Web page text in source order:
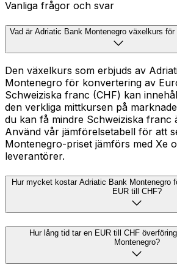
Vanliga frågor och svar
Vad är Adriatic Bank Montenegro växelkurs
Den växelkurs som erbjuds av
Montenegro för konvertering av
Schweiziska franc (CHF) kan
den verkliga mittkursen på
du kan få mindre Schweiziska franc
Använd vår jämförelsetabell för att
Montenegro-priset jämförs med Xe
leverantörer.
Hur mycket kostar Adriatic Bank Montenegro
EUR till CHF?
Hur lång tid tar en EUR till CHF
Montenegro?